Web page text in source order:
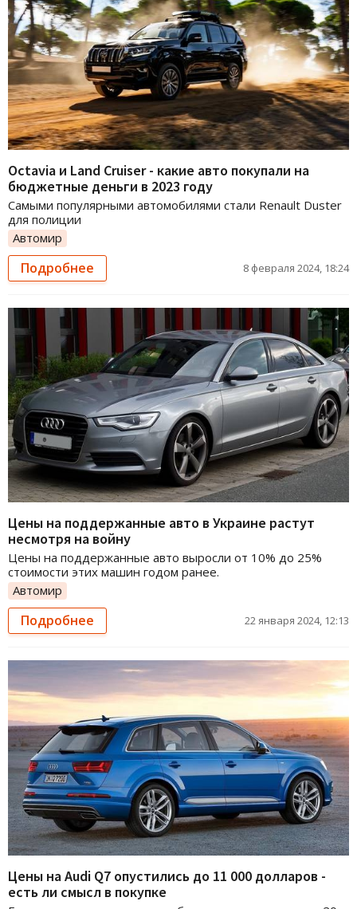
Octavia и Land Cruiser - какие авто покупали на
бюджетные деньги в 2023 году
Самыми популярными автомобилями стали Renault Duster
для полиции
Автомир
Подробнее 8 февраля 2024, 18:24
Цены на поддержанные авто в Украине растут
несмотря на войну
Цены на поддержанные авто выросли от 10% до 25%
стоимости этих машин годом ранее.
Автомир
Подробнее 22 января 2024, 12:13
Цены на Audi Q7 опустились до 11 000 долларов -
есть ли смысл в покупке